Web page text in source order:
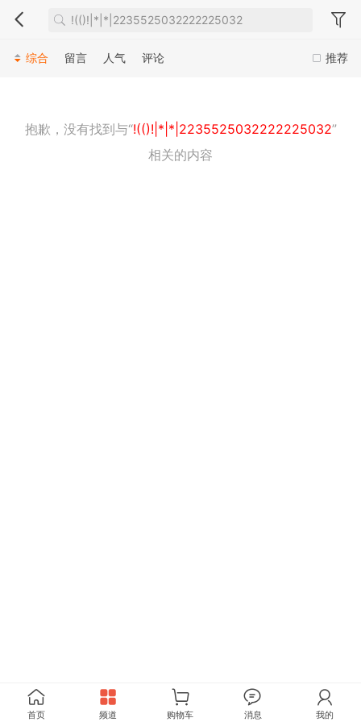
推荐
综合 留言 人气 评论
抱歉，没有找到与“!(()!|*|*|2235525032222225032”
相关的内容
首页 频道 购物车 消息 我的